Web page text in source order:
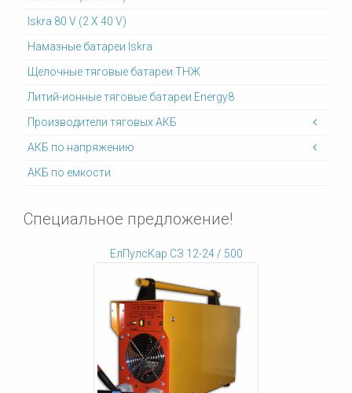
Iskra 80 V (2 X 40 V)
Намазные батареи Iskra
Щелочные тяговые батареи ТНЖ
Литий-ионные тяговые батареи Energy8
Производители тяговых АКБ
АКБ по напряжению
АКБ по емкости
Специальное предложение!
ЕлПулсКар СЗ 12-24 / 500